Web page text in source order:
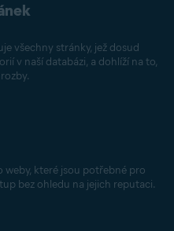
všechny stránky, jež dosud
v naší databázi, a dohlíží na to,
které jsou potřebné pro
bez ohledu na jejich reputaci.